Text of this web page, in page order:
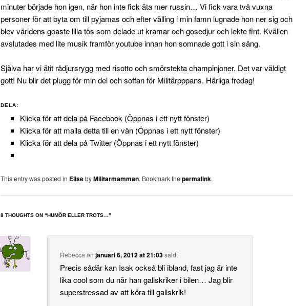
minuter började hon igen, när hon inte fick äta mer russin… Vi fick vara två vuxna
personer för att byta om till pyjamas och efter välling i min famn lugnade hon ner sig och
blev världens goaste lilla tös som delade ut kramar och gosedjur och lekte fint. Kvällen
avslutades med lite musik framför youtube innan hon somnade gott i sin säng.
Själva har vi ätit rådjursrygg med risotto och smörstekta champinjoner. Det var väldigt
gott! Nu blir det plugg för min del och soffan för Militärpppans. Härliga fredag!
DELA:
Klicka för att dela på Facebook (Öppnas i ett nytt fönster)
Klicka för att maila detta till en vän (Öppnas i ett nytt fönster)
Klicka för att dela på Twitter (Öppnas i ett nytt fönster)
This entry was posted in ElisebyMilitarmamman. Bookmark the permalink.
8 THOUGHTS ON “HUMÖR ELLER TROTS… ”
Rebecca onjanuari 6, 2012 at 21:03said:
Precis sådär kan Isak också bli ibland, fast jag är inte
lika cool som du när han gallskriker i bilen… Jag blir
superstressad av att köra till gallskrik!